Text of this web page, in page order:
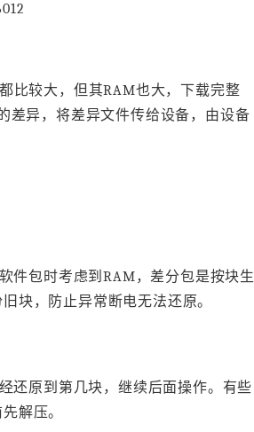
比较大，但其RAM也大，下载完整
差异，将差异文件传给设备，由设备
件包时考虑到RAM，差分包是按块生
块，防止异常断电无法还原。
还原到第几块，继续后面操作。有些
解压。